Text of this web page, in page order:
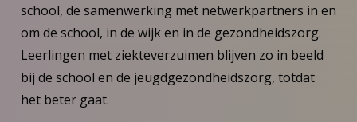
school, de samenwerking met netwerkpartners in en
om de school, in de wijk en in de gezondheidszorg.
Leerlingen met ziekteverzuimen blijven zo in beeld
bij de school en de jeugdgezondheidszorg, totdat
het beter gaat.